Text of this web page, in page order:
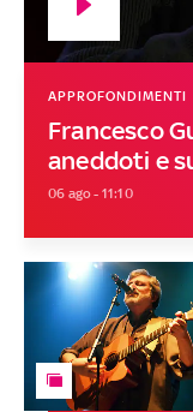
Francesco
aneddoti e
APPROFONDIMENTI
06 ago - 11:10